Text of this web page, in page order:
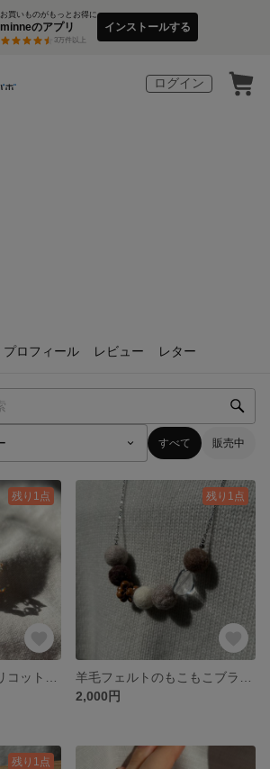
お買いものがもっとお得に
minneのアプリ
3万件以上
インストールする
ログイン
プロフィール レビュー レター
すべて 販売中
残り1点 残り1点
2,000円
残り1点